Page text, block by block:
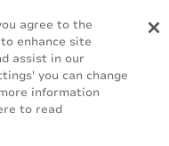
agree to the
enhance site
assist in our
you can change
information
to read